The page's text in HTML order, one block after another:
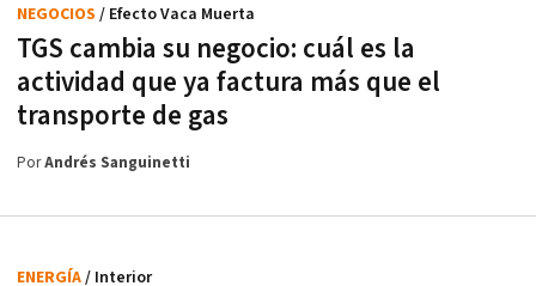
TGS cambia su negocio: cuál es la
actividad que ya factura más que el
transporte de gas
NEGOCIOS / Efecto Vaca Muerta
PorAndrés Sanguinetti
ENERGÍA/ Interior